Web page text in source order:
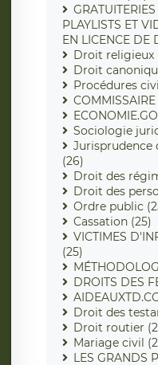
PLAYLISTS ET
EN LICENCE DE
Droit religieux
Droit
Procédures
Sociologie
Jurisprudence
(26)
Droit des
Droit des
Ordre public
Cassation (25)
VICTIMES
(25)
DROITS DES
Droit des
Droit routier
Mariage civil
LES GRANDS